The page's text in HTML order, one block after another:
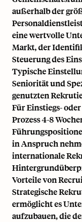
außerhalb der
eine wertvolle
Markt, der
Steuerung des
Typische
Seniorität und
genutzten
Für Einstiegs-
Prozess 4-8
in Anspruch
internationale
Vorteile von
Strategische
ermöglicht es
aufzubauen, die